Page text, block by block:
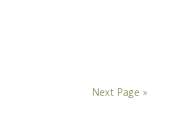
Next Page »